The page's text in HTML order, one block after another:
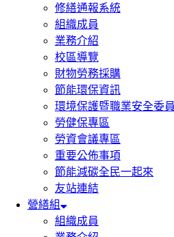
修繕通報系統
組織成員
業務介紹
校區導覽
財物勞務採購
節能環保資訊
環境保護暨職業安全委
勞健保專區
勞資會議專區
重要公佈事項
節能減碳全民一起來
友站連結
營繕組
組織成員